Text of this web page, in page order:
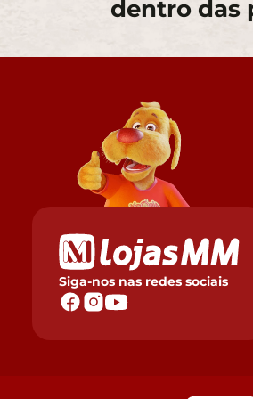
dentro das
Siga-nos nas redes sociais